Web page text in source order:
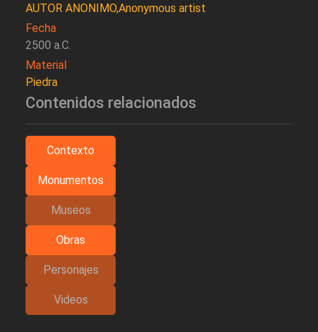
AUTOR ANONIMO,Anonymous artist
Fecha
2500 a.C.
Material
Piedra
Contenidos relacionados
Contexto
Monumentos
Museos
Obras
Personajes
Videos